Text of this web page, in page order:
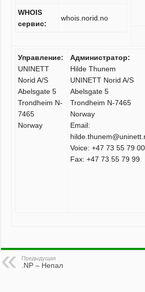
WHOIS
сервис:
whois.norid.no
Управление:
UNINETT
Norid A/S
Abelsgate 5
Trondheim N-
7465
Norway
Администратор:
Hilde Thunem
UNINETT Norid A/S
Abelsgate 5
Trondheim N-7465
Norway
Email:
Voice: +47 73 55 79 00
Fax: +47 73 55 79 99
Предыдущая
.NP – Непал